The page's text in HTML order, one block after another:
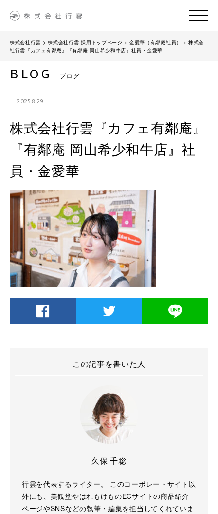
株式会社行雲 >株式会社行雲 採用トップページ > 金愛華（有鄰庵社員） >株式会
社行雲『カフェ有鄰庵』『有鄰庵 岡山希少和牛店』社員・金愛華
BLOG ブログ
2025.8.29
株式会社行雲『カフェ有鄰庵』
『有鄰庵 岡山希少和牛店』社
員・金愛華
この記事を書いた人
久保 千聡
行雲を代表するライター。 このコーポレートサイト以
外にも、美観堂やはれもけものECサイトの商品紹介
ページやSNSなどの執筆・編集を担当してくれていま